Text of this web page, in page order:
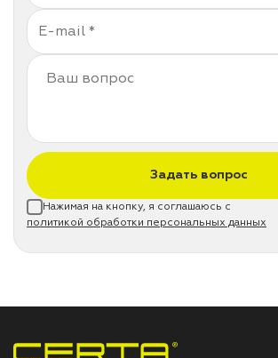
Задать вопрос
Нажимая на кнопку, я соглашаюсь с
политикой обработки персональных данных